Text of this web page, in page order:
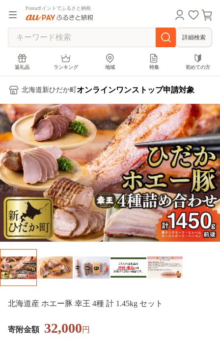
Pontaポイントでふるさと納税
詳細検索
返礼品 ランキング 地域 特集 初めての方
北海道新ひだか町 オンラインワンストップ申請対象
北海道産 ホエー豚 幸王 4種 計 1.45kg セット
寄附金額 32,000円